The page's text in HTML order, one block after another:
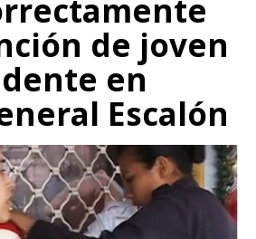
de joven
en
Escalón